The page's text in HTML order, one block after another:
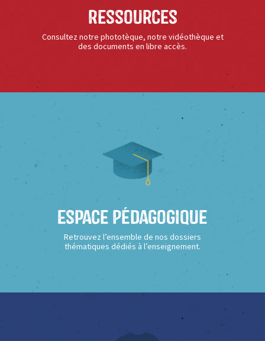
Ressources
Consultez notre phototèque, notre vidéothèque et
des documents en libre accès.
Espace Pédagogique
Retrouvez l’ensemble de nos dossiers
thématiques dédiés à l’enseignement.